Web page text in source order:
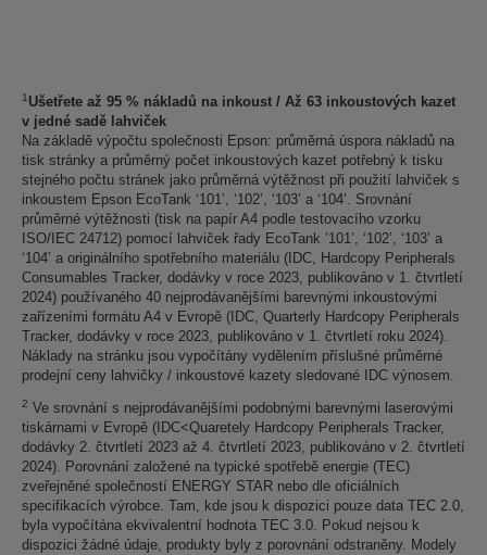
1 Ušetřete až 95 % nákladů na inkoust / Až 63 inkoustových kazet
v jedné sadě lahviček
Na základě výpočtu společnosti Epson: průměrná úspora nákladů na
tisk stránky a průměrný počet inkoustových kazet potřebný k tisku
stejného počtu stránek jako průměrná výtěžnost při použití lahviček s
inkoustem Epson EcoTank ‘101’, ‘102’, ‘103’ a ‘104’. Srovnání
průměrné výtěžnosti (tisk na papír A4 podle testovacího vzorku
ISO/IEC 24712) pomocí lahviček řady EcoTank ’101’, ‘102’, ‘103’ a
‘104’ a originálního spotřebního materiálu (IDC, Hardcopy Peripherals
Consumables Tracker, dodávky v roce 2023, publikováno v 1. čtvrtletí
2024) používaného 40 nejprodávanějšími barevnými inkoustovými
zařízeními formátu A4 v Evropě (IDC, Quarterly Hardcopy Peripherals
Tracker, dodávky v roce 2023, publikováno v 1. čtvrtletí roku 2024).
Náklady na stránku jsou vypočítány vydělením příslušné průměrné
prodejní ceny lahvičky / inkoustové kazety sledované IDC výnosem.
2 Ve srovnání s nejprodávanějšími podobnými barevnými laserovými
tiskárnami v Evropě (IDC<Quaretely Hardcopy Peripherals Tracker,
dodávky 2. čtvrtletí 2023 až 4. čtvrtletí 2023, publikováno v 2. čtvrtletí
2024). Porovnání založené na typické spotřebě energie (TEC)
zveřejněné společností ENERGY STAR nebo dle oficiálních
specifikacích výrobce. Tam, kde jsou k dispozici pouze data TEC 2.0,
byla vypočítána ekvivalentní hodnota TEC 3.0. Pokud nejsou k
dispozici žádné údaje, produkty byly z porovnání odstraněny. Modely